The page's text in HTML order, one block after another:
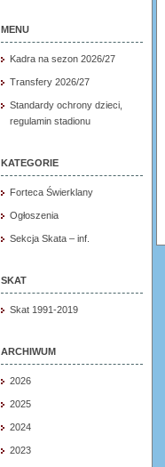
MENU
Kadra na sezon 2026/27
Transfery 2026/27
Standardy ochrony dzieci,
regulamin stadionu
KATEGORIE
Forteca Świerklany
Ogłoszenia
Sekcja Skata – inf.
SKAT
Skat 1991-2019
ARCHIWUM
2026
2025
2024
2023